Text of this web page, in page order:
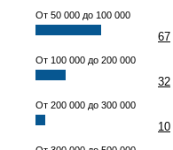
От 50 000 до 100 000
67
От 100 000 до 200 000
32
От 200 000 до 300 000
10